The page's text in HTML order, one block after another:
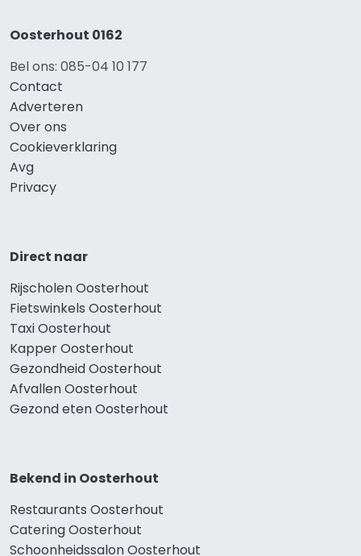
Oosterhout 0162
Bel ons: 085-04 10 177
Contact
Adverteren
Over ons
Cookieverklaring
Avg
Privacy
Direct naar
Rijscholen Oosterhout
Fietswinkels Oosterhout
Taxi Oosterhout
Kapper Oosterhout
Gezondheid Oosterhout
Afvallen Oosterhout
Gezond eten Oosterhout
Bekend in Oosterhout
Restaurants Oosterhout
Catering Oosterhout
Schoonheidssalon Oosterhout